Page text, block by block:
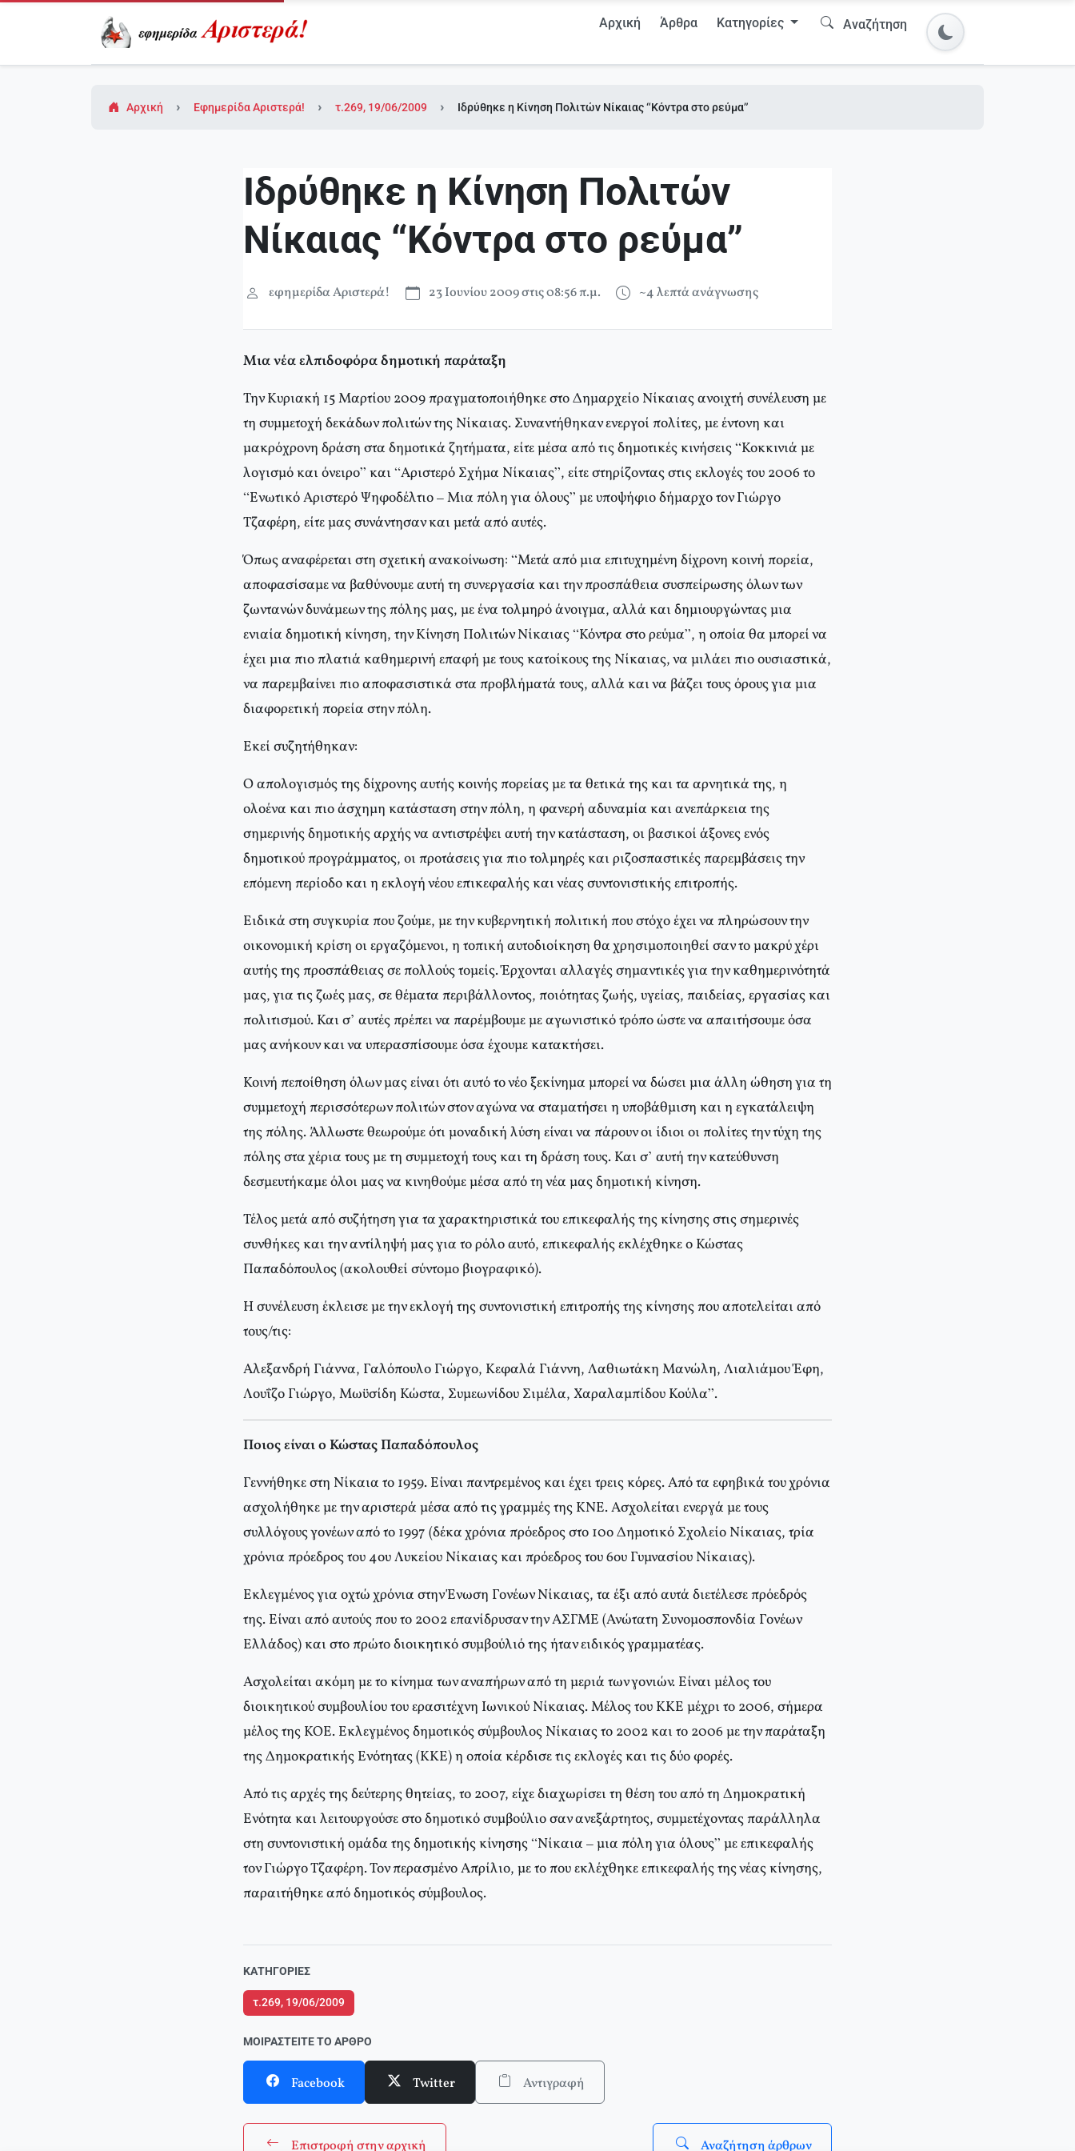
Αρχική Άρθρα Κατηγορίες Αναζήτηση
Αρχική Εφημερίδα Αριστερά! τ.269, 19/06/2009 Ιδρύθηκε η Κίνηση Πολιτών Νίκαιας “Κόντρα στο ρεύμα”
Ιδρύθηκε η Κίνηση Πολιτών
Νίκαιας “Κόντρα στο ρεύμα”
εφημερίδα Αριστερά! 23 Ιουνίου 2009 στις 08:56 π.μ. ~4 λεπτά ανάγνωσης
Μια νέα ελπιδοφόρα δημοτική παράταξη
Την Κυριακή 15 Μαρτίου 2009 πραγματοποιήθηκε στο Δημαρχείο Νίκαιας ανοιχτή συνέλευση με
τη συμμετοχή δεκάδων πολιτών της Νίκαιας. Συναντήθηκαν ενεργοί πολίτες, με έντονη και
μακρόχρονη δράση στα δημοτικά ζητήματα, είτε μέσα από τις δημοτικές κινήσεις “Κοκκινιά με
λογισμό και όνειρο” και “Αριστερό Σχήμα Νίκαιας”, είτε στηρίζοντας στις εκλογές του 2006 το
“Ενωτικό Αριστερό Ψηφοδέλτιο – Μια πόλη για όλους” με υποψήφιο δήμαρχο τον Γιώργο
Τζαφέρη, είτε μας συνάντησαν και μετά από αυτές.
Όπως αναφέρεται στη σχετική ανακοίνωση: “Μετά από μια επιτυχημένη δίχρονη κοινή πορεία,
αποφασίσαμε να βαθύνουμε αυτή τη συνεργασία και την προσπάθεια συσπείρωσης όλων των
ζωντανών δυνάμεων της πόλης μας, με ένα τολμηρό άνοιγμα, αλλά και δημιουργώντας μια
ενιαία δημοτική κίνηση, την Κίνηση Πολιτών Νίκαιας “Κόντρα στο ρεύμα”, η οποία θα μπορεί να
έχει μια πιο πλατιά καθημερινή επαφή με τους κατοίκους της Νίκαιας, να μιλάει πιο ουσιαστικά,
να παρεμβαίνει πιο αποφασιστικά στα προβλήματά τους, αλλά και να βάζει τους όρους για μια
διαφορετική πορεία στην πόλη.
Εκεί συζητήθηκαν:
Ο απολογισμός της δίχρονης αυτής κοινής πορείας με τα θετικά της και τα αρνητικά της, η
ολοένα και πιο άσχημη κατάσταση στην πόλη, η φανερή αδυναμία και ανεπάρκεια της
σημερινής δημοτικής αρχής να αντιστρέψει αυτή την κατάσταση, οι βασικοί άξονες ενός
δημοτικού προγράμματος, οι προτάσεις για πιο τολμηρές και ριζοσπαστικές παρεμβάσεις την
επόμενη περίοδο και η εκλογή νέου επικεφαλής και νέας συντονιστικής επιτροπής.
Ειδικά στη συγκυρία που ζούμε, με την κυβερνητική πολιτική που στόχο έχει να πληρώσουν την
οικονομική κρίση οι εργαζόμενοι, η τοπική αυτοδιοίκηση θα χρησιμοποιηθεί σαν το μακρύ χέρι
αυτής της προσπάθειας σε πολλούς τομείς. Έρχονται αλλαγές σημαντικές για την καθημερινότητά
μας, για τις ζωές μας, σε θέματα περιβάλλοντος, ποιότητας ζωής, υγείας, παιδείας, εργασίας και
πολιτισμού. Και σ’ αυτές πρέπει να παρέμβουμε με αγωνιστικό τρόπο ώστε να απαιτήσουμε όσα
μας ανήκουν και να υπερασπίσουμε όσα έχουμε κατακτήσει.
Κοινή πεποίθηση όλων μας είναι ότι αυτό το νέο ξεκίνημα μπορεί να δώσει μια άλλη ώθηση για τη
συμμετοχή περισσότερων πολιτών στον αγώνα να σταματήσει η υποβάθμιση και η εγκατάλειψη
της πόλης. Άλλωστε θεωρούμε ότι μοναδική λύση είναι να πάρουν οι ίδιοι οι πολίτες την τύχη της
πόλης στα χέρια τους με τη συμμετοχή τους και τη δράση τους. Και σ’ αυτή την κατεύθυνση
δεσμευτήκαμε όλοι μας να κινηθούμε μέσα από τη νέα μας δημοτική κίνηση.
Τέλος μετά από συζήτηση για τα χαρακτηριστικά του επικεφαλής της κίνησης στις σημερινές
συνθήκες και την αντίληψή μας για το ρόλο αυτό, επικεφαλής εκλέχθηκε ο Κώστας
Παπαδόπουλος (ακολουθεί σύντομο βιογραφικό).
Η συνέλευση έκλεισε με την εκλογή της συντονιστική επιτροπής της κίνησης που αποτελείται από
τους/τις:
Αλεξανδρή Γιάννα, Γαλόπουλο Γιώργο, Κεφαλά Γιάννη, Λαθιωτάκη Μανώλη, Λιαλιάμου Έφη,
Λουΐζο Γιώργο, Μωϋσίδη Κώστα, Συμεωνίδου Σιμέλα, Χαραλαμπίδου Κούλα”.
Ποιος είναι ο Κώστας Παπαδόπουλος
Γεννήθηκε στη Νίκαια το 1959. Είναι παντρεμένος και έχει τρεις κόρες. Από τα εφηβικά του χρόνια
ασχολήθηκε με την αριστερά μέσα από τις γραμμές της ΚΝΕ. Ασχολείται ενεργά με τους
συλλόγους γονέων από το 1997 (δέκα χρόνια πρόεδρος στο 10ο Δημοτικό Σχολείο Νίκαιας, τρία
χρόνια πρόεδρος του 4ου Λυκείου Νίκαιας και πρόεδρος του 6ου Γυμνασίου Νίκαιας).
Εκλεγμένος για οχτώ χρόνια στην Ένωση Γονέων Νίκαιας, τα έξι από αυτά διετέλεσε πρόεδρός
της. Είναι από αυτούς που το 2002 επανίδρυσαν την ΑΣΓΜΕ (Ανώτατη Συνομοσπονδία Γονέων
Ελλάδος) και στο πρώτο διοικητικό συμβούλιό της ήταν ειδικός γραμματέας.
Ασχολείται ακόμη με το κίνημα των αναπήρων από τη μεριά των γονιών. Είναι μέλος του
διοικητικού συμβουλίου του ερασιτέχνη Ιωνικού Νίκαιας. Μέλος του ΚΚΕ μέχρι το 2006, σήμερα
μέλος της ΚΟΕ. Εκλεγμένος δημοτικός σύμβουλος Νίκαιας το 2002 και το 2006 με την παράταξη
της Δημοκρατικής Ενότητας (ΚΚΕ) η οποία κέρδισε τις εκλογές και τις δύο φορές.
Από τις αρχές της δεύτερης θητείας, το 2007, είχε διαχωρίσει τη θέση του από τη Δημoκρατική
Ενότητα και λειτουργούσε στο δημοτικό συμβούλιο σαν ανεξάρτητος, συμμετέχοντας παράλληλα
στη συντονιστική ομάδα της δημοτικής κίνησης “Νίκαια – μια πόλη για όλους” με επικεφαλής
τον Γιώργο Τζαφέρη. Τον περασμένο Απρίλιο, με το που εκλέχθηκε επικεφαλής της νέας κίνησης,
παραιτήθηκε από δημοτικός σύμβουλος.
ΚΑΤΗΓΟΡΊΕΣ
τ.269, 19/06/2009
ΜΟΙΡΑΣΤΕΊΤΕ ΤΟ ΆΡΘΡΟ
Facebook Twitter Αντιγραφή
Επιστροφή στην αρχική Αναζήτηση άρθρων